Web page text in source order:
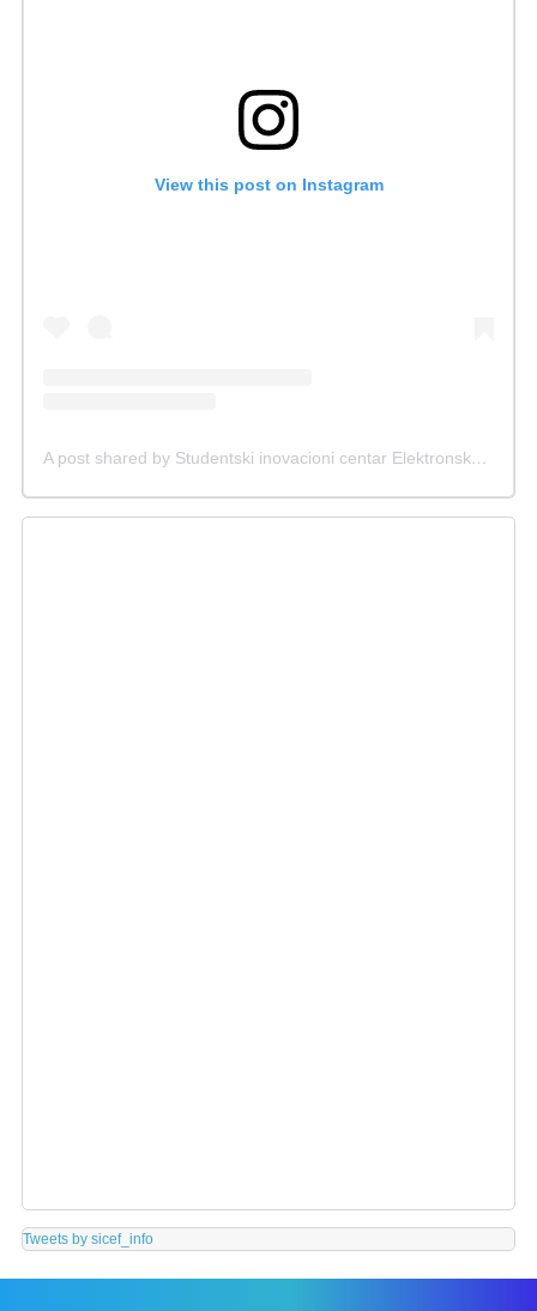
View this post on Instagram
A post shared by Studentski inovacioni centar Elektronskog fakulteta (@sicef.info)
Tweets by sicef_info